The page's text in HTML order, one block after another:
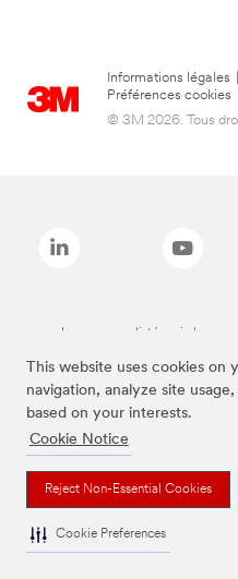
This website uses cookies on
navigation, analyze site
based on your interests.
Cookie Notice
Reject Non-Essential Cookies
Cookie Preferences
Informations légales
Préférences cookies
© 3M 2026. Tous
Les marques listées ci-dessus